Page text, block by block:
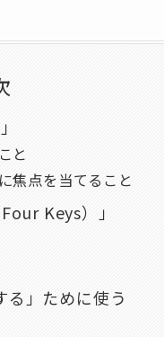
と
焦点を当てること
Keys）」
」ために使う